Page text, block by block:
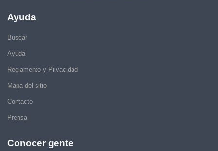
Ayuda
Buscar
Ayuda
Reglamento y Privacidad
Mapa del sitio
Contacto
Prensa
Conocer gente